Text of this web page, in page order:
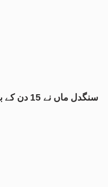
سنگدل ماں نے 15 دن کے بچے کو فریج میں ڈال دیا